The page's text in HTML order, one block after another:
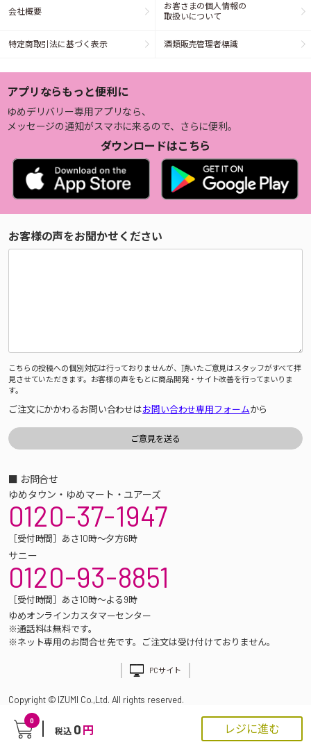
0
税込 0 円 レジに進む
会社概要
お客さまの個人情報の
取扱いについて
特定商取引法に基づく表示 酒類販売管理者標識
アプリならもっと便利に
ゆめデリバリー専用アプリなら、
メッセージの通知がスマホに来るので、さらに便利。
ダウンロードはこちら
お客様の声をお聞かせください
こちらの投稿への個別対応は行っておりませんが、頂いたご意見はスタッフがすべて拝
見させていただきます。お客様の声をもとに商品開発・サイト改善を行ってまいりま
す。
ご注文にかかわるお問い合わせはお問い合わせ専用フォームから
■ お問合せ
ゆめタウン・ゆめマート・ユアーズ
0120-37-1947
［受付時間］あさ10時～夕方6時
サニー
0120-93-8851
［受付時間］あさ10時～よる9時
ゆめオンラインカスタマーセンター
※通話料は無料です。
※ネット専用のお問合せ先です。ご注文は受け付けておりません。
PCサイト
Copyright © IZUMI Co.,Ltd. All rights reserved.